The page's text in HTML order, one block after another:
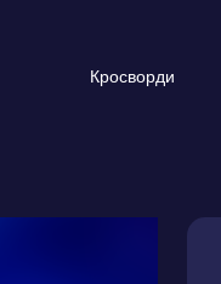
Кросворди